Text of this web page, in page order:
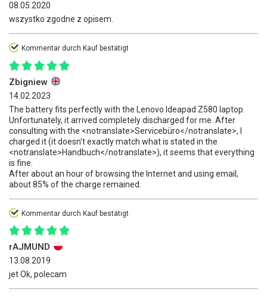
08.05.2020
wszystko zgodne z opisem.
Kommentar durch Kauf bestätigt
Zbigniew
14.02.2023
The battery fits perfectly with the Lenovo Ideapad Z580 laptop.
Unfortunately, it arrived completely discharged for me. After
consulting with the <notranslate>Servicebüro</notranslate>, I
charged it (it doesn't exactly match what is stated in the
<notranslate>Handbuch</notranslate>), it seems that everything
is fine.
After about an hour of browsing the Internet and using email,
about 85% of the charge remained.
Kommentar durch Kauf bestätigt
rAJMUND
13.08.2019
jet Ok, polecam